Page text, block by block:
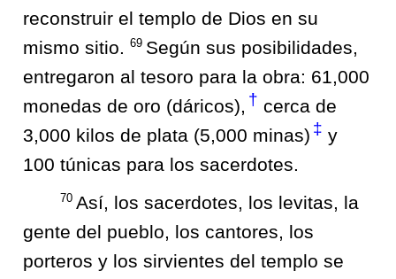
reconstruir el templo de Dios en su
mismo sitio. 69 Según sus posibilidades,
entregaron al tesoro para la obra: 61,000
monedas de oro (dáricos), † cerca de
3,000 kilos de plata (5,000 minas) ‡ y
100 túnicas para los sacerdotes.
70 Así, los sacerdotes, los levitas, la
gente del pueblo, los cantores, los
porteros y los sirvientes del templo se